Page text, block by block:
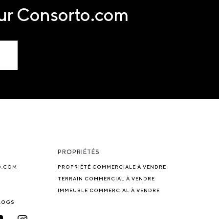
Consorto.com
PROPRIÉTÉS
PROPRIÉTÉ COMMERCIALE À VENDRE
TERRAIN COMMERCIAL À VENDRE
IMMEUBLE COMMERCIAL À VENDRE